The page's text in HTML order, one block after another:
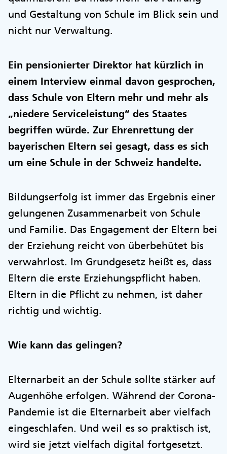
und Gestaltung von Schule im Blick sein und
nicht nur Verwaltung.
Ein pensionierter Direktor hat kürzlich in
einem Interview einmal davon gesprochen,
dass Schule von Eltern mehr und mehr als
„niedere Serviceleistung“ des Staates
begriffen würde. Zur Ehrenrettung der
bayerischen Eltern sei gesagt, dass es sich
um eine Schule in der Schweiz handelte.
Bildungserfolg ist immer das Ergebnis einer
gelungenen Zusammenarbeit von Schule
und Familie. Das Engagement der Eltern bei
der Erziehung reicht von überbehütet bis
verwahrlost. Im Grundgesetz heißt es, dass
Eltern die erste Erziehungspflicht haben.
Eltern in die Pflicht zu nehmen, ist daher
richtig und wichtig.
Wie kann das gelingen?
Elternarbeit an der Schule sollte stärker auf
Augenhöhe erfolgen. Während der Corona-
Pandemie ist die Elternarbeit aber vielfach
eingeschlafen. Und weil es so praktisch ist,
wird sie jetzt vielfach digital fortgesetzt.